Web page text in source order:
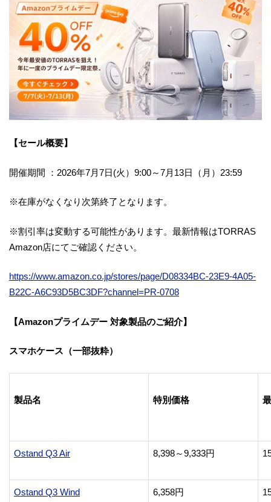
【セール概要】
開催期間 ：2026年7月7日(火）9:00～7月13日（月）23:59
※在庫がなくなり次第終了となります。
※割引率は変動する可能性があります。最新情報はTORRAS
Amazon店にてご確認ください。
https://www.amazon.co.jp/stores/page/D08334BC-23E9-4A05-
B22C-A6C93D5BC3DF?channel=PR-0708
【Amazonプライムデー 対象製品のご紹介】
スマホケース（一部抜粋）
製品名 特別価格
Ostand Q3 Air 8,398～9,333円
Ostand Q3 Wind 6,358円